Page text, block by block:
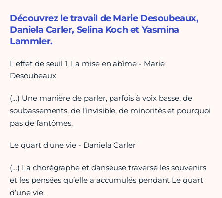
Découvrez le travail de Marie Desoubeaux,
Daniela Carler, Selina Koch et Yasmina
Lammler.
L'effet de seuil 1. La mise en abîme - Marie
Desoubeaux
(…) Une manière de parler, parfois à voix basse, de
soubassements, de l’invisible, de minorités et pourquoi
pas de fantômes.
Le quart d'une vie - Daniela Carler
(…) La chorégraphe et danseuse traverse les souvenirs
et les pensées qu’elle a accumulés pendant Le quart
d’une vie.